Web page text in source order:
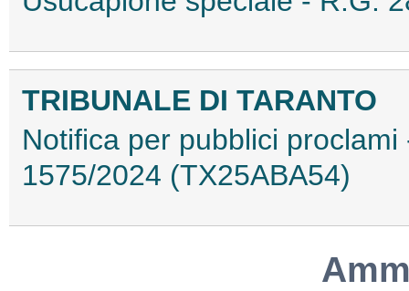
TRIBUNALE DI TARANTO
Notifica per pubblici
1575/2024 (TX25ABA54)